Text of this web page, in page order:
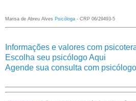
Marisa de Abreu Alves Psicóloga - CRP 06/29493-5
Informações e valores com
Escolha seu psicólogo Aqui
Agende sua consulta com